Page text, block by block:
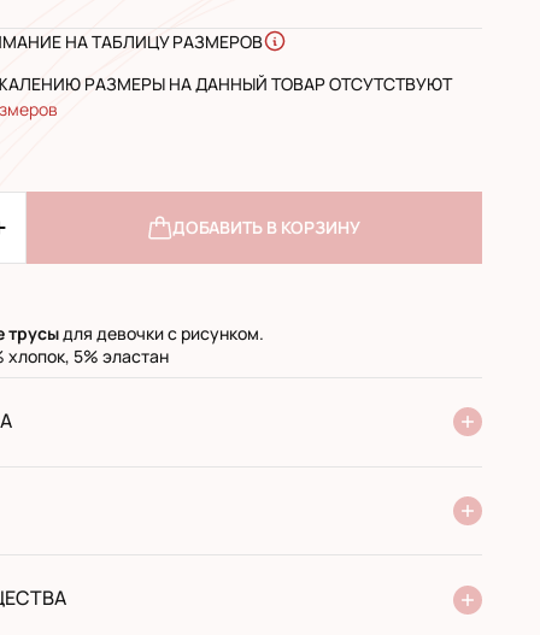
НА ТАБЛИЦУ РАЗМЕРОВ
РАЗМЕРЫ НА ДАННЫЙ ТОВАР ОТСУТСТВУЮТ
ДОБАВИТЬ В КОРЗИНУ
трусыдля девочки с рисунком.
5% эластан
перевод